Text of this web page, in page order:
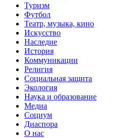
Туризм
Футбол
Театр, музыка, кино
Искусство
Наследие
История
Коммуникации
Религия
Социальная защита
Экология
Наука и образование
Медиа
Социум
Диаспора
О нас